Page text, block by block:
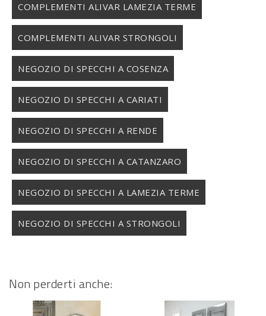
COMPLEMENTI ALIVAR LAMEZIA TERME
COMPLEMENTI ALIVAR STRONGOLI
NEGOZIO DI SPECCHI A COSENZA
NEGOZIO DI SPECCHI A CARIATI
NEGOZIO DI SPECCHI A RENDE
NEGOZIO DI SPECCHI A CATANZARO
NEGOZIO DI SPECCHI A LAMEZIA TERME
NEGOZIO DI SPECCHI A STRONGOLI
Non perderti anche: